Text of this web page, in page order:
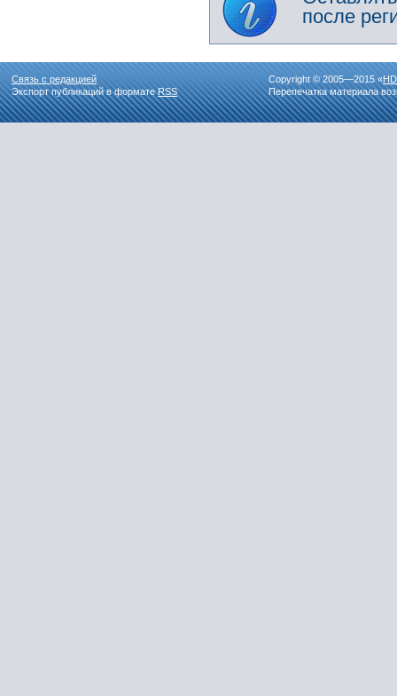
после
Связь с редакцией
Экспорт публикаций в форматеRSS
Copyright © 2005—2015 «
Перепечатка материала